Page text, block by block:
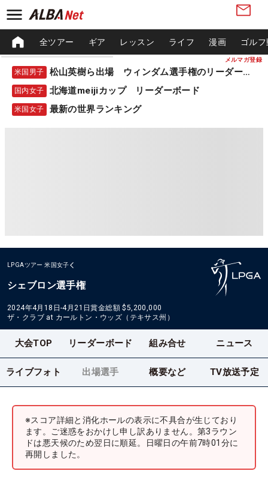
メルマガ登録
全ツアー ギア レッスン ライフ 漫画 ゴル
米国男子 松山英樹ら出場 ウィンダム選手権のリーダーボード
国内女子 北海道meijiカップ リーダーボード
米国女子 最新の世界ランキング
LPGAツアー 米国女子
シェブロン選手権
2024年4月18日-4月21日賞金総額 $5,200,000
ザ・クラブ at カールトン・ウッズ（テキサス州）
大会TOP リーダーボード 組み合せ ニュース
ライブフォト 出場選手 概要など TV放送予定
※スコア詳細と消化ホールの表示に不具合が生じており
ます。ご迷惑をおかけし申し訳ありません。第3ラウン
ドは悪天候のため翌日に順延。日曜日の午前7時01分に
再開しました。